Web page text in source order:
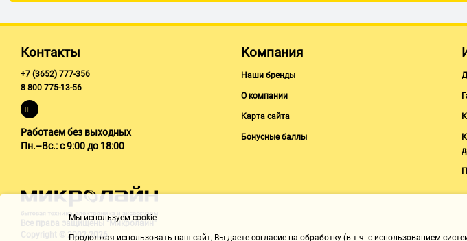
Контакты
+7 (3652) 777-356
8 800 775-13-56
Работаем без выходных
Пн.–Вс.: с 9:00 до 18:00
Компания
Наши бренды
О компании
Карта сайта
Бонусные баллы
Все права защищены "Микролайн"
Copyright © 2002-2026
Мы используем cookie
Продолжая использовать наш cайт, Вы даете согласие на обработку (в т.ч. с использованием